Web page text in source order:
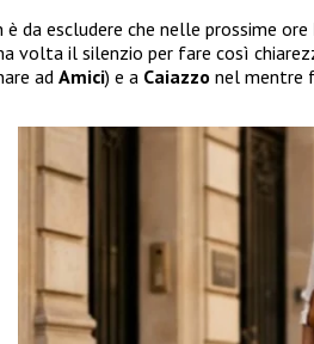
è da escludere che nelle prossime ore
volta il silenzio per fare così
adAmici) e a Caiazzo nel mentre